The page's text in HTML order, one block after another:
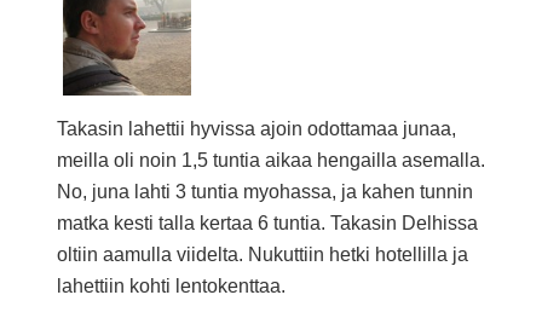
Takasin lahettii hyvissa ajoin odottamaa junaa,
meilla oli noin 1,5 tuntia aikaa hengailla asemalla.
No, juna lahti 3 tuntia myohassa, ja kahen tunnin
matka kesti talla kertaa 6 tuntia. Takasin Delhissa
oltiin aamulla viidelta. Nukuttiin hetki hotellilla ja
lahettiin kohti lentokenttaa.